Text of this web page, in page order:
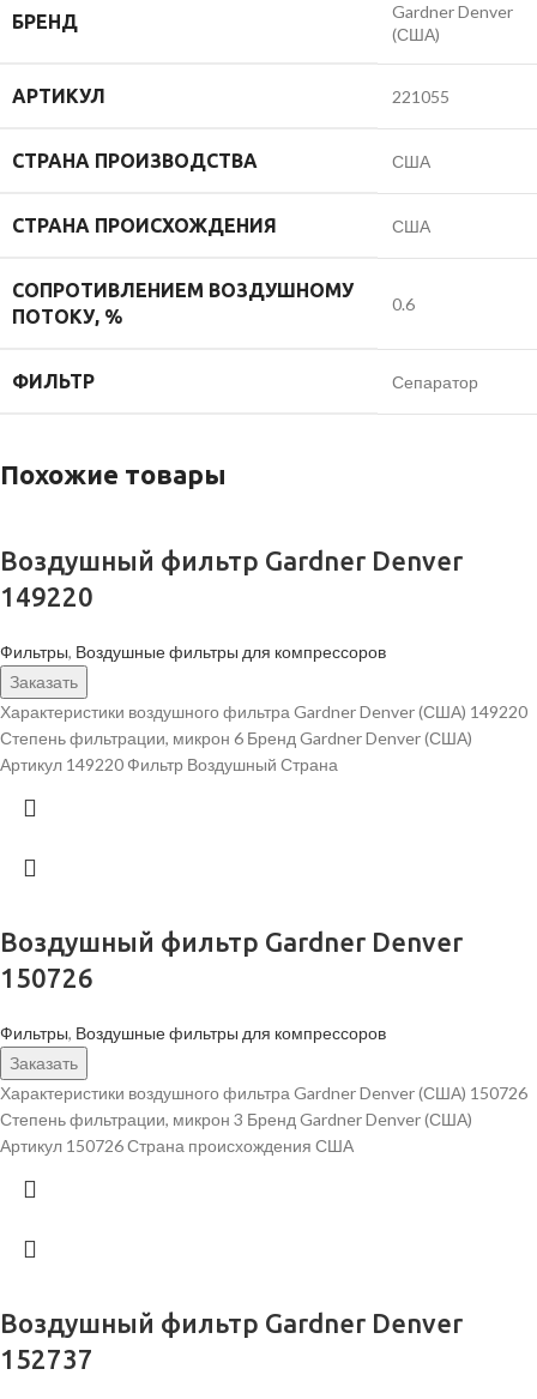
БРЕНД
Gardner Denver
(США)
АРТИКУЛ 221055
СТРАНА ПРОИЗВОДСТВА США
СТРАНА ПРОИСХОЖДЕНИЯ США
СОПРОТИВЛЕНИЕМ ВОЗДУШНОМУ
ПОТОКУ, %
0.6
ФИЛЬТР Сепаратор
Похожие товары
Воздушный фильтр Gardner Denver
149220
Фильтры, Воздушные фильтры для компрессоров
Заказать
Характеристики воздушного фильтра Gardner Denver (США) 149220
Степень фильтрации, микрон 6 Бренд Gardner Denver (США)
Артикул 149220 Фильтр Воздушный Страна
Воздушный фильтр Gardner Denver
150726
Фильтры, Воздушные фильтры для компрессоров
Заказать
Характеристики воздушного фильтра Gardner Denver (США) 150726
Степень фильтрации, микрон 3 Бренд Gardner Denver (США)
Артикул 150726 Страна происхождения США
Воздушный фильтр Gardner Denver
152737